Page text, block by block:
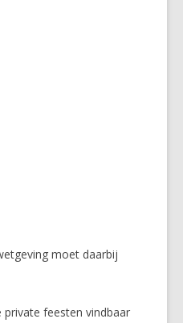
moet daarbij
private feesten vindbaar